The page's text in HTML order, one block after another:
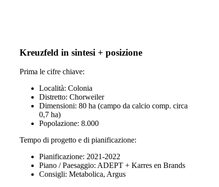
Kreuzfeld in sintesi + posizione
Prima le cifre chiave:
Località: Colonia
Distretto: Chorweiler
Dimensioni: 80 ha (campo da calcio comp. circa
0,7 ha)
Popolazione: 8.000
Tempo di progetto e di pianificazione:
Pianificazione: 2021-2022
Piano / Paesaggio: ADEPT + Karres en Brands
Consigli: Metabolica, Argus